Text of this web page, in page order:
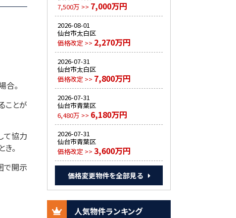
合。
ことが
て協力
。
で開示
7,500万 >> 7,000万円
2026-08-01
仙台市太白区
価格改定 >> 2,270万円
2026-07-31
仙台市太白区
価格改定 >> 7,800万円
2026-07-31
仙台市青葉区
6,480万 >> 6,180万円
2026-07-31
仙台市青葉区
価格改定 >> 3,600万円
価格変更物件を全部見る
人気物件ランキング